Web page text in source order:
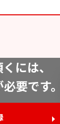
には、
要です。